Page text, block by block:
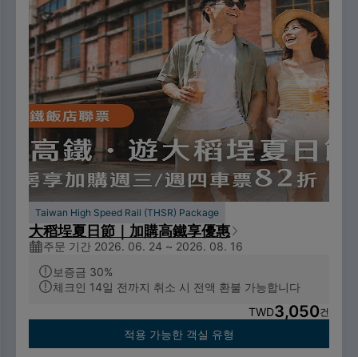
Taiwan High Speed Rail (THSR) Package
大稻埕夏日節｜加購高鐵享優惠
주문 기간 2026. 06. 24 ~ 2026. 08. 16
보증금 30%
체크인 14일 전까지 취소 시 전액 환불 가능합니다
TWD3,050건
적용 가능한 객실 유형